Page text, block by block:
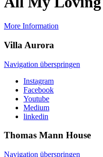
More Information
Villa Aurora
Navigation überspringen
Instagram
Facebook
Youtube
Medium
linkedin
Thomas Mann House
Navigation überspringen